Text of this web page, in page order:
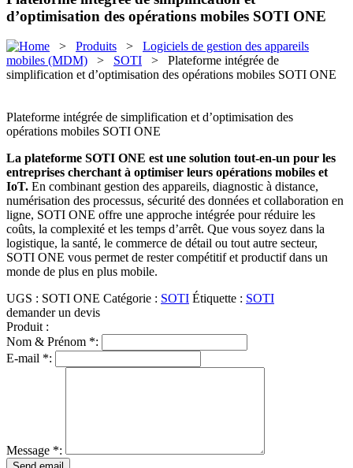
d’optimisation des opérations mobiles SOTI ONE
> Produits > Logiciels de gestion des appareils
mobiles (MDM) > SOTI > Plateforme intégrée de
simplification et d’optimisation des opérations mobiles SOTI ONE
Plateforme intégrée de simplification et d’optimisation des
opérations mobiles SOTI ONE
La plateforme SOTI ONE est une solution tout-en-un pour les
entreprises cherchant à optimiser leurs opérations mobiles et
IoT. En combinant gestion des appareils, diagnostic à distance,
numérisation des processus, sécurité des données et collaboration en
ligne, SOTI ONE offre une approche intégrée pour réduire les
coûts, la complexité et les temps d’arrêt. Que vous soyez dans la
logistique, la santé, le commerce de détail ou tout autre secteur,
SOTI ONE vous permet de rester compétitif et productif dans un
monde de plus en plus mobile.
UGS : SOTI ONE Catégorie : SOTI Étiquette : SOTI
demander un devis
Produit :
Nom & Prénom *:
E-mail *:
Message *: